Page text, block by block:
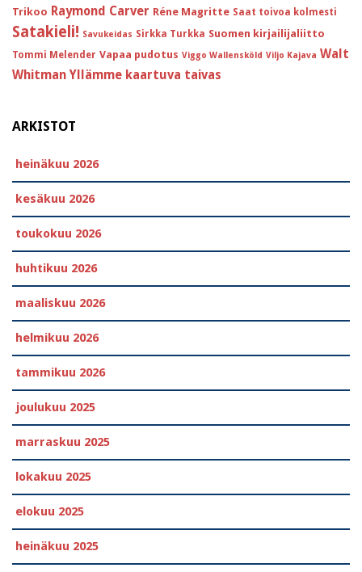
Trikoo Raymond Carver Réne Magritte Saat toivoa kolmesti
Satakieli! Savukeidas Sirkka Turkka Suomen kirjailijaliitto
Tommi Melender Vapaa pudotus Viggo Wallensköld Viljo Kajava Walt
Whitman Yllämme kaartuva taivas
ARKISTOT
heinäkuu 2026
kesäkuu 2026
toukokuu 2026
huhtikuu 2026
maaliskuu 2026
helmikuu 2026
tammikuu 2026
joulukuu 2025
marraskuu 2025
lokakuu 2025
elokuu 2025
heinäkuu 2025